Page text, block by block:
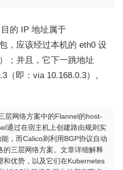
的 IP 地址属于
，应该经过本机的 eth0 设
；并且，它下一跳地址
（即：via 10.168.0.3）。
层网络方案中的Flannel的host-
通过在宿主机上创建路由规则实
，而Calico则利用BGP协议自动
三层网络方案。文章详细解释
和优势，以及它们在Kubernetes